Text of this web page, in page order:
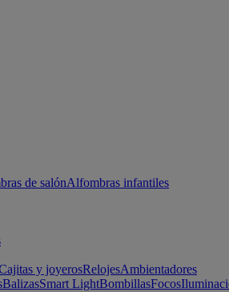
de salónAlfombras infantiles
y joyerosRelojesAmbientadores
BalizasSmart LightBombillasFocos